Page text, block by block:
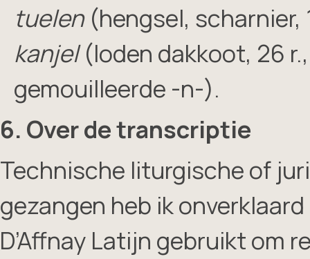
tuelen(hengsel, scharnier,
kanjel(loden dakkoot, 26
gemouilleerde -n-).
6. Over de transcriptie
Technische liturgische of
gezangen heb ik
D’Affnay Latijn gebruikt om